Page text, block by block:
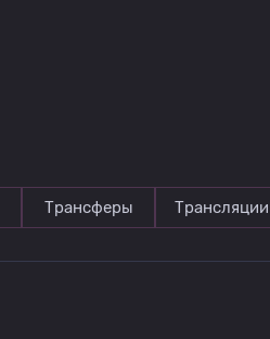
Трансферы Трансляции